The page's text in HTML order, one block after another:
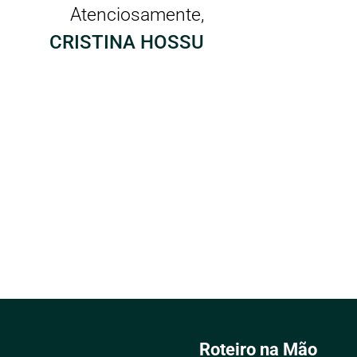
Atenciosamente,
CRISTINA HOSSU
Roteiro na Mão